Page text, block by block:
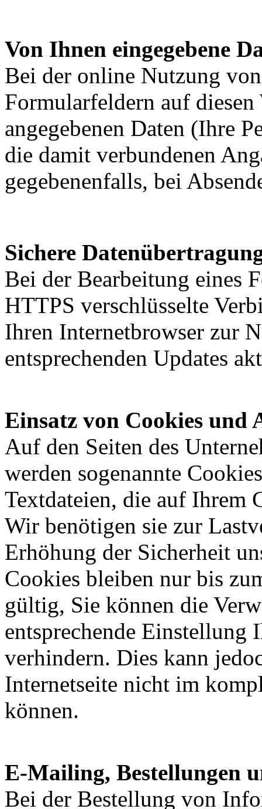
Von Ihnen eingegebene
Bei der online Nutzung
Formularfeldern auf
angegebenen Daten (Ihre
die damit verbundenen
gegebenenfalls, bei
Sichere
Bei der Bearbeitung eines
HTTPS verschlüsselte
Ihren Internetbrowser zur
entsprechenden Updates
Einsatz von Cookies und
Auf den Seiten des
werden sogenannte
Textdateien, die auf Ihrem
Wir benötigen sie zur
Erhöhung der Sicherheit
Cookies bleiben nur bis
gültig, Sie können die
entsprechende Einstellung
verhindern. Dies kann
Internetseite nicht im
können.
E-Mailing, Bestellungen
Bei der Bestellung von